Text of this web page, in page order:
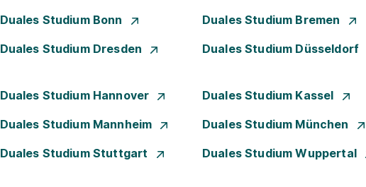
Duales Studium Bonn Duales Studium Bremen
Duales Studium Dresden Duales Studium Düsseldorf
Duales Studium Hannover Duales Studium Kassel
Duales Studium Mannheim Duales Studium München
Duales Studium Stuttgart Duales Studium Wuppertal